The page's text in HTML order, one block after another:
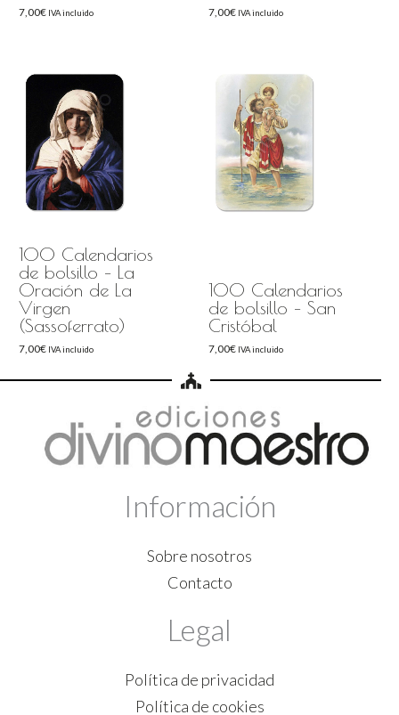
7,00€ IVA incluido 7,00€ IVA incluido
100 Calendarios
de bolsillo – La
Oración de La
Virgen
(Sassoferrato)
7,00€ IVA incluido
100 Calendarios
de bolsillo – San
Cristóbal
7,00€ IVA incluido
Información
Sobre nosotros
Contacto
Legal
Política de privacidad
Política de cookies